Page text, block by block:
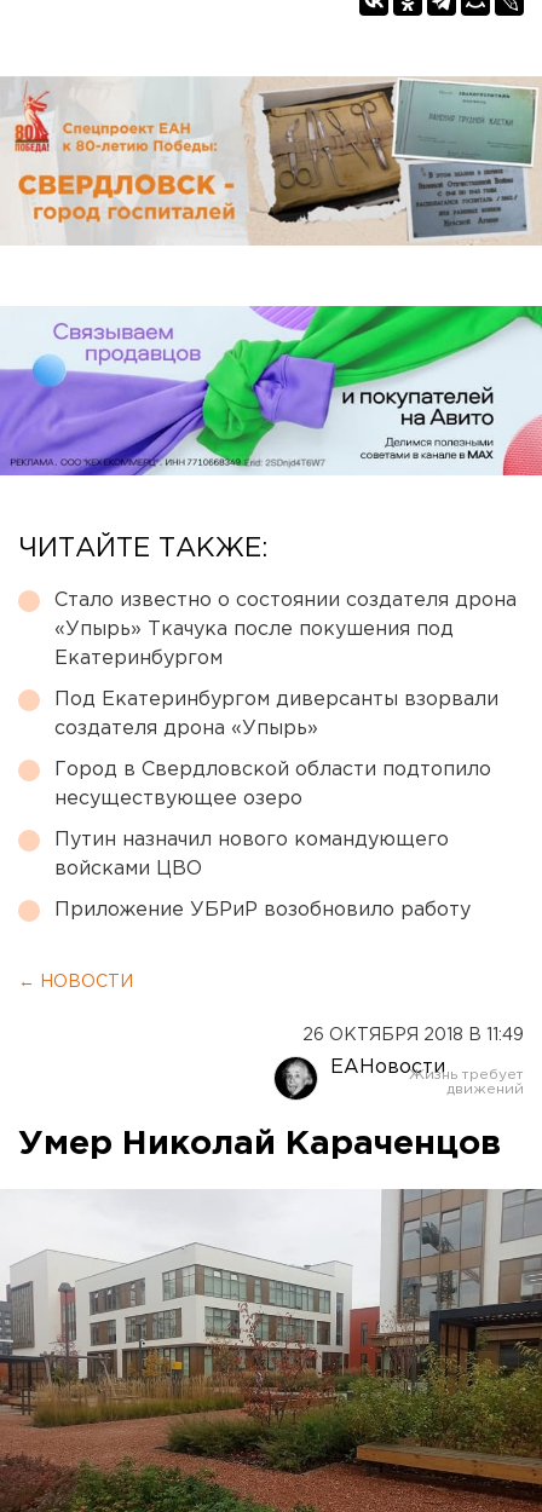
ЧИТАЙТЕ ТАКЖЕ:
Стало известно о состоянии создателя дрона
«Упырь» Ткачука после покушения под
Екатеринбургом
Под Екатеринбургом диверсанты взорвали
создателя дрона «Упырь»
Город в Свердловской области подтопило
несуществующее озеро
Путин назначил нового командующего
войсками ЦВО
Приложение УБРиР возобновило работу
← НОВОСТИ
26 ОКТЯБРЯ 2018 В 11:49
ЕАНовости
Умер Николай Караченцов